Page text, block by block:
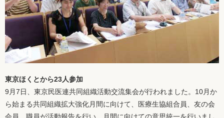
東京ほくとから23人参加
9月7日、東京民医連共同組織活動交流集会が行われました。10月か
ら始まる共同組織拡大強化月間に向けて、医療生協組合員、友の会